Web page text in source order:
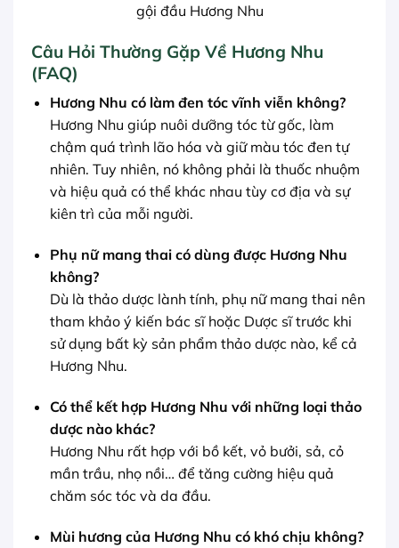
gội đầu Hương Nhu
Câu Hỏi Thường Gặp Về Hương Nhu
(FAQ)
Hương Nhu có làm đen tóc vĩnh viễn không?
Hương Nhu giúp nuôi dưỡng tóc từ gốc, làm
chậm quá trình lão hóa và giữ màu tóc đen tự
nhiên. Tuy nhiên, nó không phải là thuốc nhuộm
và hiệu quả có thể khác nhau tùy cơ địa và sự
kiên trì của mỗi người.
Phụ nữ mang thai có dùng được Hương Nhu
không?
Dù là thảo dược lành tính, phụ nữ mang thai nên
tham khảo ý kiến bác sĩ hoặc Dược sĩ trước khi
sử dụng bất kỳ sản phẩm thảo dược nào, kể cả
Hương Nhu.
Có thể kết hợp Hương Nhu với những loại thảo
dược nào khác?
Hương Nhu rất hợp với bồ kết, vỏ bưởi, sả, cỏ
mần trầu, nhọ nồi… để tăng cường hiệu quả
chăm sóc tóc và da đầu.
Mùi hương của Hương Nhu có khó chịu không?